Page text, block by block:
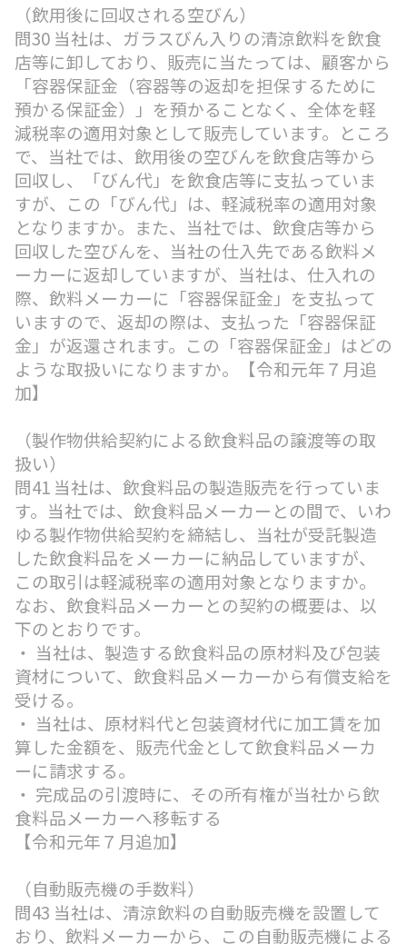
（飲用後に回収される空びん）
問30 当社は、ガラスびん入りの清涼飲料を飲食
店等に卸しており、販売に当たっては、顧客から
「容器保証金（容器等の返却を担保するために
預かる保証金）」を預かることなく、全体を軽
減税率の適用対象として販売しています。ところ
で、当社では、飲用後の空びんを飲食店等から
回収し、「びん代」を飲食店等に支払っていま
すが、この「びん代」は、軽減税率の適用対象
となりますか。また、当社では、飲食店等から
回収した空びんを、当社の仕入先である飲料メ
ーカーに返却していますが、当社は、仕入れの
際、飲料メーカーに「容器保証金」を支払って
いますので、返却の際は、支払った「容器保証
金」が返還されます。この「容器保証金」はどの
ような取扱いになりますか。【令和元年７月追
加】
（製作物供給契約による飲食料品の譲渡等の取
扱い）
問41 当社は、飲食料品の製造販売を行っていま
す。当社では、飲食料品メーカーとの間で、いわ
ゆる製作物供給契約を締結し、当社が受託製造
した飲食料品をメーカーに納品していますが、
この取引は軽減税率の適用対象となりますか。
なお、飲食料品メーカーとの契約の概要は、以
下のとおりです。
・ 当社は、製造する飲食料品の原材料及び包装
資材について、飲食料品メーカーから有償支給を
受ける。
・ 当社は、原材料代と包装資材代に加工賃を加
算した金額を、販売代金として飲食料品メーカ
ーに請求する。
・ 完成品の引渡時に、その所有権が当社から飲
食料品メーカーへ移転する
【令和元年７月追加】
（自動販売機の手数料）
問43 当社は、清涼飲料の自動販売機を設置して
おり、飲料メーカーから、この自動販売機による